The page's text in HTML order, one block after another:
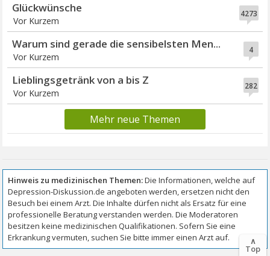
4273
Glückwünsche
Vor Kurzem
4
Warum sind gerade die sensibelsten Men...
Vor Kurzem
282
Lieblingsgetränk von a bis Z
Vor Kurzem
Mehr neue Themen
∧
Top